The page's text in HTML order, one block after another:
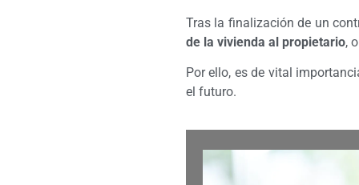
Tras la finalización de un
de la vivienda al propietario,
Por ello, es de vital
el futuro.